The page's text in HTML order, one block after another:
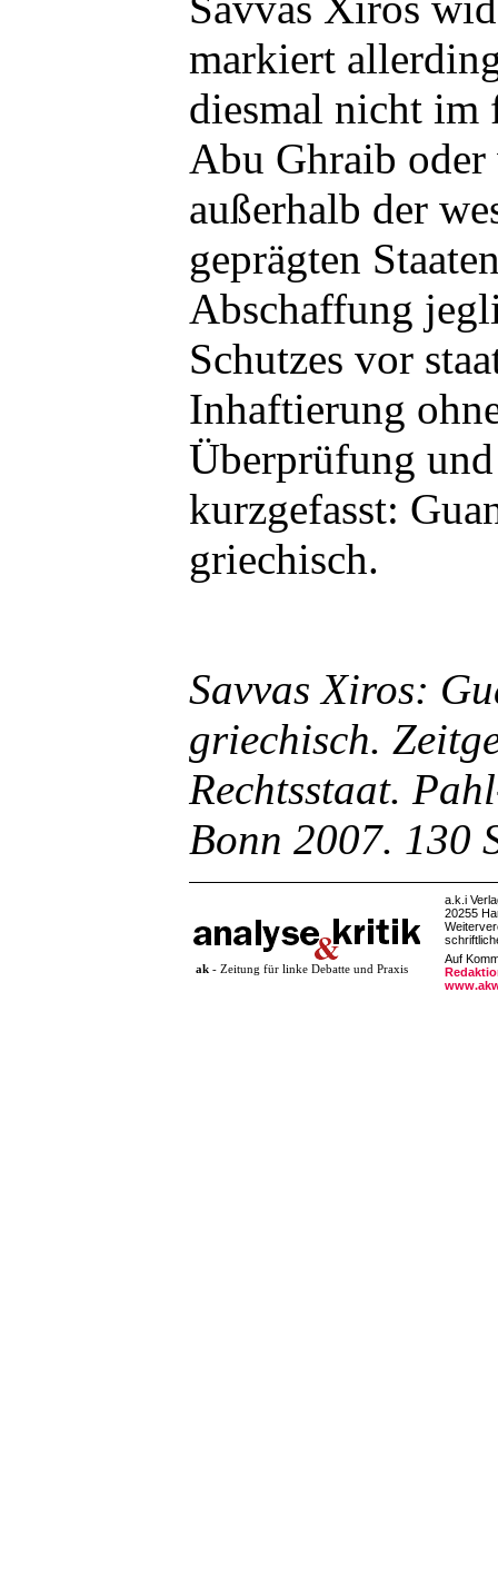
markiert
diesmal nicht im
Abu Ghraib
außerhalb der
geprägten
Abschaffung
Schutzes vor
Inhaftierung
Überprüfung
kurzgefasst:
griechisch.
Savvas Xiros:
griechisch.
Rechtsstaat.
Bonn 2007. 130
ak - Zeitung für linke Debatte und Praxis
a.k.i
20255
Auf